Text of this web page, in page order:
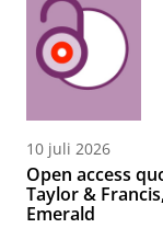
10 juli 2026
Open access
Taylor &
Emerald